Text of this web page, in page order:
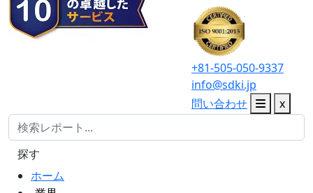
+81-505-050-9337
info@sdki.jp
問い合わせ
x
ホーム
探す